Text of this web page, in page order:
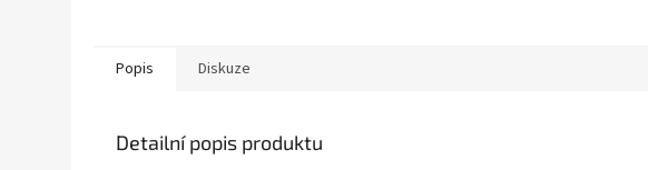
Popis Diskuze
Detailní popis produktu